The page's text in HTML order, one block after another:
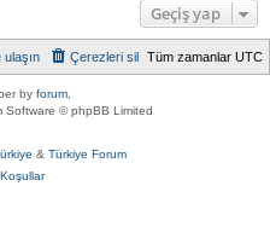
Geçiş yap
Tüm zamanlar UTC
Çerezleri sil
ulaşın
by forum
Software © phpBB Limited
& Türkiye Forum
Koşullar